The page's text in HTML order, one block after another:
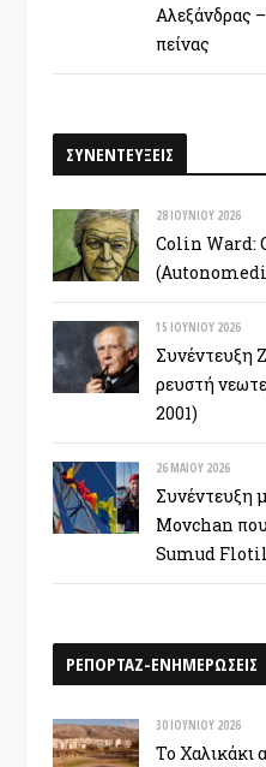
Αλεξάνδρας
πείνας
ΣΥΝΕΝΤΕΥΞΕΙΣ
28 ΙΟΥΝΊΟΥ 2026
Colin Ward:
15 ΙΟΥΝΊΟΥ 2026
Συνέντευξη
ρευστή
2001)
26 ΜΑΪ́ΟΥ 2026
Συνέντευξη
Movchan
Sumud
ΡΕΠΟΡΤΑΖ-ΕΝΗΜΕΡΩΣΕΙΣ
30 ΙΟΥΝΊΟΥ 2026
Το Χαλικάκι